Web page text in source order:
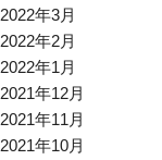
2022年3月
2022年2月
2022年1月
2021年12月
2021年11月
2021年10月